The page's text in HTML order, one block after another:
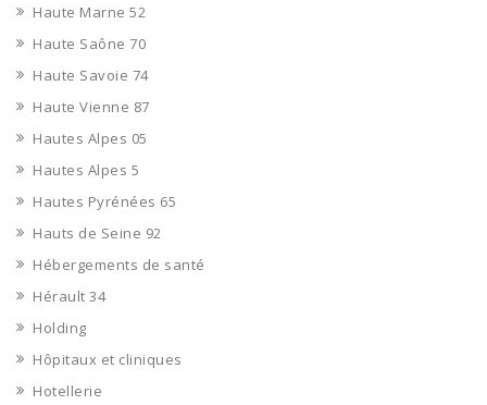
Haute Marne 52
Haute Saône 70
Haute Savoie 74
Haute Vienne 87
Hautes Alpes 05
Hautes Alpes 5
Hautes Pyrénées 65
Hauts de Seine 92
Hébergements de santé
Hérault 34
Holding
Hôpitaux et cliniques
Hotellerie